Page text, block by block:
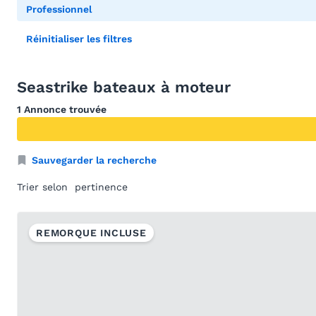
Professionnel
Réinitialiser les filtres
Seastrike bateaux à moteur
1 Annonce trouvée
Sauvegarder la recherche
Trier selon
REMORQUE INCLUSE